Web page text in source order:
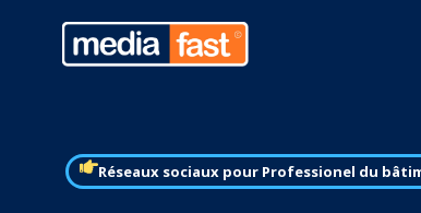
Réseaux sociaux pour Professionel du